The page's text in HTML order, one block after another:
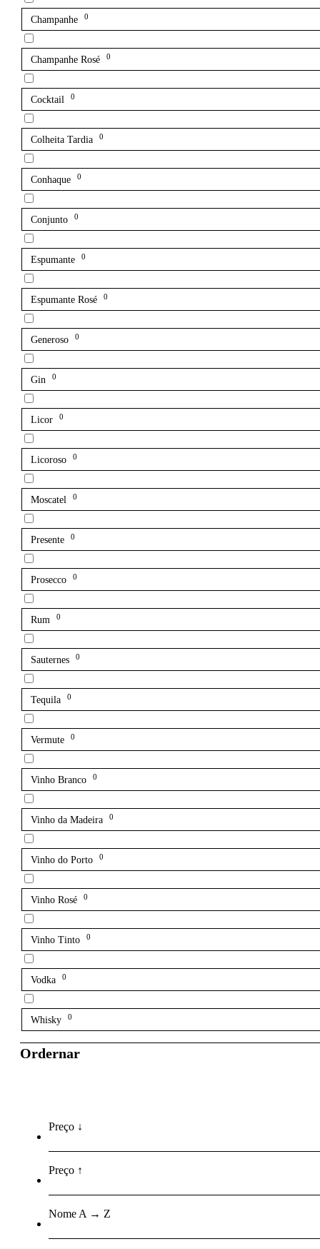
Champanhe 0
Champanhe Rosé 0
Cocktail 0
Colheita Tardia 0
Conhaque 0
Conjunto 0
Espumante 0
Espumante Rosé 0
Generoso 0
Gin 0
Licor 0
Licoroso 0
Moscatel 0
Presente 0
Prosecco 0
Rum 0
Sauternes 0
Tequila 0
Vermute 0
Vinho Branco 0
Vinho da Madeira 0
Vinho do Porto 0
Vinho Rosé 0
Vinho Tinto 0
Vodka 0
Whisky 0
Ordernar
Preço ↓
Preço ↑
Nome A → Z